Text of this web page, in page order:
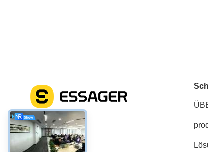
Soziale Medien